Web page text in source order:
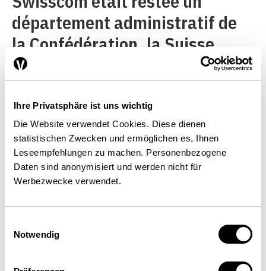
Ihre Privatsphäre ist uns wichtig
Die Website verwendet Cookies. Diese dienen
statistischen Zwecken und ermöglichen es, Ihnen
Leseempfehlungen zu machen. Personenbezogene
Daten sind anonymisiert und werden nicht für
Werbezwecke verwendet.
Notwendig
département administratif de
la Confédération, la Suisse
aurait dû attendre longtemps le
déploiement de la téléphonie
mobile.
Il y a 30 ans, l’échec de
l’adhésion à l’EER a donné dans
de vastes milieux un élan en
faveur des réformes qui fait
défaut actuellement, détrôné
par des efforts visant à
protéger davantage l’économie